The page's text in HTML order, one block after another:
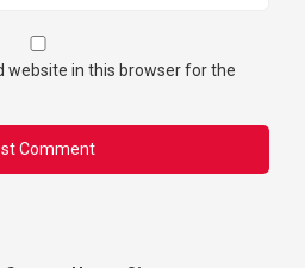
website in this browser for the